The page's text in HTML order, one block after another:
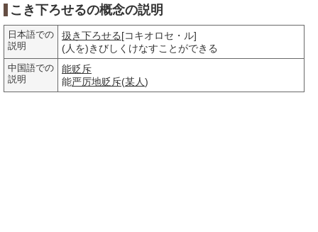
こき下ろせるの概念の説明
日本語での
説明
扱き下ろせる[コキオロセ・ル]
(人を)きびしくけなすことができる
中国語での
説明
能贬斥
能严厉地贬斥(某人)